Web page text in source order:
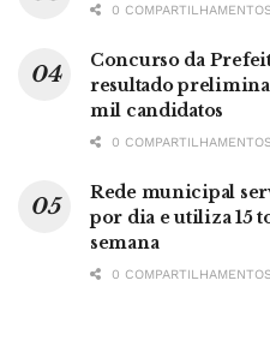
0
Concurso da
resultado
mil candidatos
0
Rede municipal
por dia e utiliza 15
semana
0